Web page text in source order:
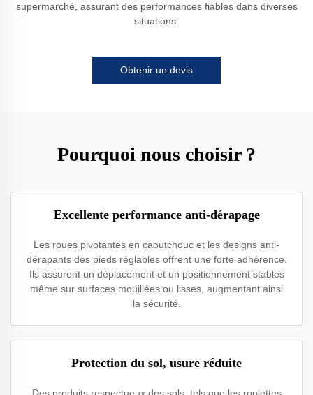
supermarché, assurant des performances fiables dans diverses
situations.
Obtenir un devis
Pourquoi nous choisir ?
Excellente performance anti-dérapage
Les roues pivotantes en caoutchouc et les designs anti-
dérapants des pieds réglables offrent une forte adhérence.
Ils assurent un déplacement et un positionnement stables
même sur surfaces mouillées ou lisses, augmentant ainsi
la sécurité.
Protection du sol, usure réduite